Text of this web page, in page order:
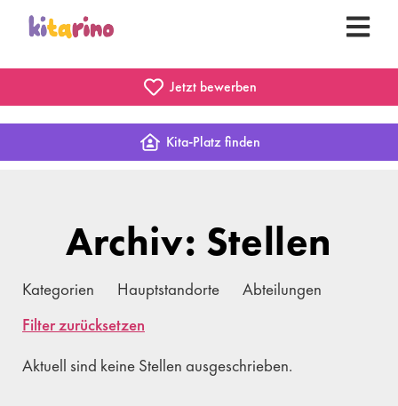
Jetzt bewerben
Kita-Platz finden
Archiv: Stellen
Kategorien Hauptstandorte
Abteilungen
Filter zurücksetzen
Aktuell sind keine Stellen ausgeschrieben.